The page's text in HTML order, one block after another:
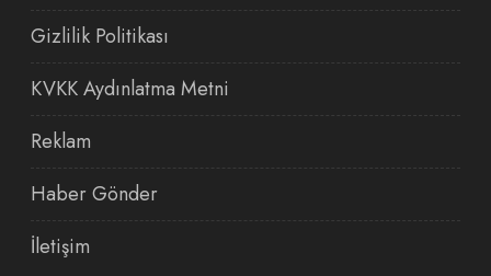
Gizlilik Politikası
KVKK Aydınlatma Metni
Reklam
Haber Gönder
İletişim